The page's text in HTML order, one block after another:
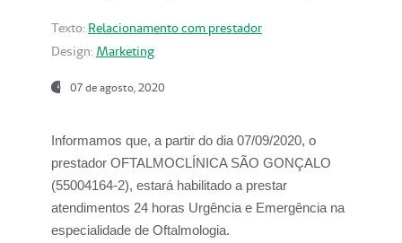
Texto: Relacionamento com prestador
Design: Marketing
07 de agosto, 2020
Informamos que, a partir do dia07/09/2020, o
prestador OFTALMOCLÍNICA SÃO GONÇALO
(55004164-2), estará habilitado a prestar
atendimentos 24 horas Urgência e Emergência na
especialidade de Oftalmologia.